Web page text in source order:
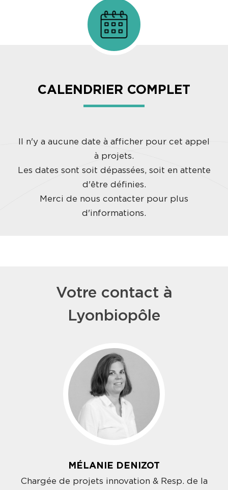
CALENDRIER COMPLET
Il n'y a aucune date à afficher pour cet appel
à projets.
Les dates sont soit dépassées, soit en attente
d'être définies.
Merci de nous contacter pour plus
d'informations.
Votre contact à
Lyonbiopôle
MÉLANIE DENIZOT
Chargée de projets innovation & Resp. de la